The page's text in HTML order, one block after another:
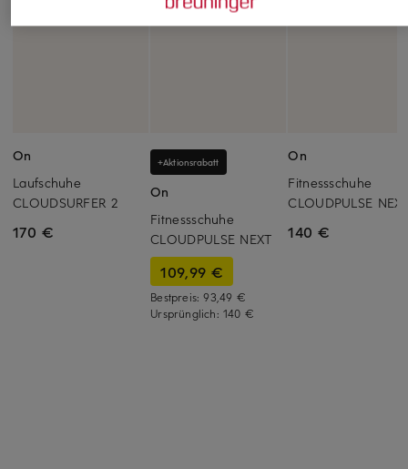
On
Laufschuhe
CLOUDSURFER 2
170 €
+Aktionsrabatt
On
Fitnessschuhe
CLOUDPULSE NEXT
109,99 €
Bestpreis:93,49 €
Ursprünglich: 140 €
On
Fitnessschuhe
CLOUDPULSE
140 €